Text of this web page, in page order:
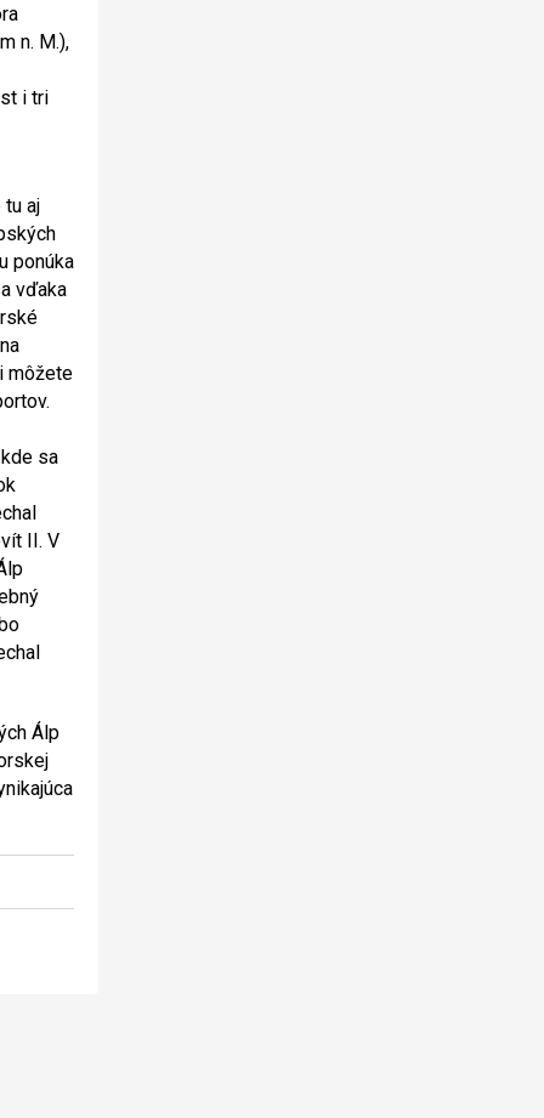
n. M.),
i tri
tu aj
ponúka
vďaka
môžete
sa
II. V
Álp